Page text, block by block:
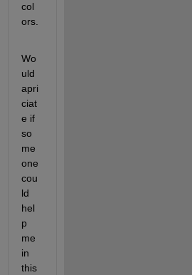
col
ors.
Wo
uld
apri
ciat
e if
so
me
one
cou
ld
hel
p
me
in
this